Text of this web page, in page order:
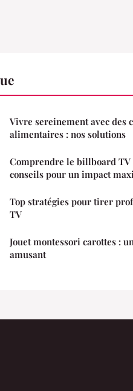
Vivre sereinement avec des
alimentaires : nos solutions
Comprendre le billboard TV
conseils pour un impact
Top stratégies pour tirer
TV
Jouet montessori carottes :
amusant